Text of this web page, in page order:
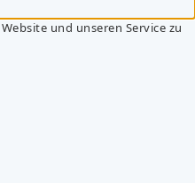
und unseren Service zu